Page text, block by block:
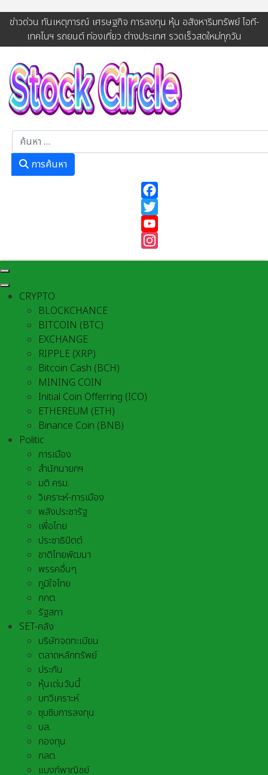
ข่าวด่วน ทันเหตุการณ์ เศรษฐกิจ การลงทุน หุ้น อสังหาริมทรัพย์ ไอที-
เทคโนฯ รถยนต์ ท่องเที่ยว ต่างประเทศ รวดเร็วสดใหม่ทุกวัน
การค้นหา
Instagram
CRYPTO
BLOCKCHANCE
BITCOIN (BTC)
EXCHANGE
RIPPLE (XRP)
Bitcoin Cash (BCH)
MINING COIN
Initial Coin Offerring (ICO)
ETHEREUM (ETH)
Binance Coin (BNB)
Politic
การเมือง
สำนักนายกฯ
มติ ครม.
วิเคราะห์-การเมือง
พลังประชารัฐ
เพื่อไทย
ประชาธิปัตต์
ชาติไทยพัฒนา
พรรคอื่นๆ
ภูมิใจไทย
กกต.
รัฐสภา
SET-คลัง
บริษัทจดทะเบียน
ตลาดหลักทรัพย์
ประกัน
หุ้นเด่นวันนี้
บทวิเคราะห์
ซุบซิบการลงทุน
บล.
กองทุน
กลต.
แบงก์พาณิชย์